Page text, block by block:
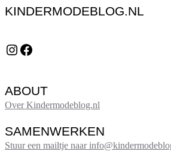
KINDERMODEBLOG.NL
Instagram Facebook
ABOUT
Over Kindermodeblog.nl
SAMENWERKEN
Stuur een mailtje naar